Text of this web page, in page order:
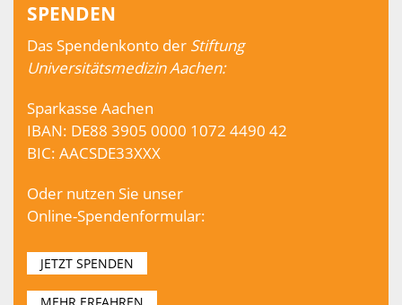
SPENDEN
Das Spendenkonto der Stiftung
Universitätsmedizin Aachen:
Sparkasse Aachen
IBAN: DE88 3905 0000 1072 4490 42
BIC: AACSDE33XXX
Oder nutzen Sie unser
Online-Spendenformular:
JETZT SPENDEN